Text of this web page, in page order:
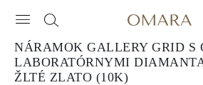
NÁRAMOK GALLERY GRID S
LABORATÓRNYMI
ŽLTÉ ZLATO (10K)